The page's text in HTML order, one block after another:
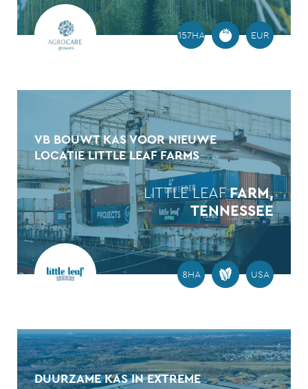
157HA EUR
VB BOUWT KAS VOOR NIEUWE
LOCATIE LITTLE LEAF FARMS
LITTLE LEAF FARM,
TENNESSEE
8HA USA
DUURZAME KAS IN EXTREME